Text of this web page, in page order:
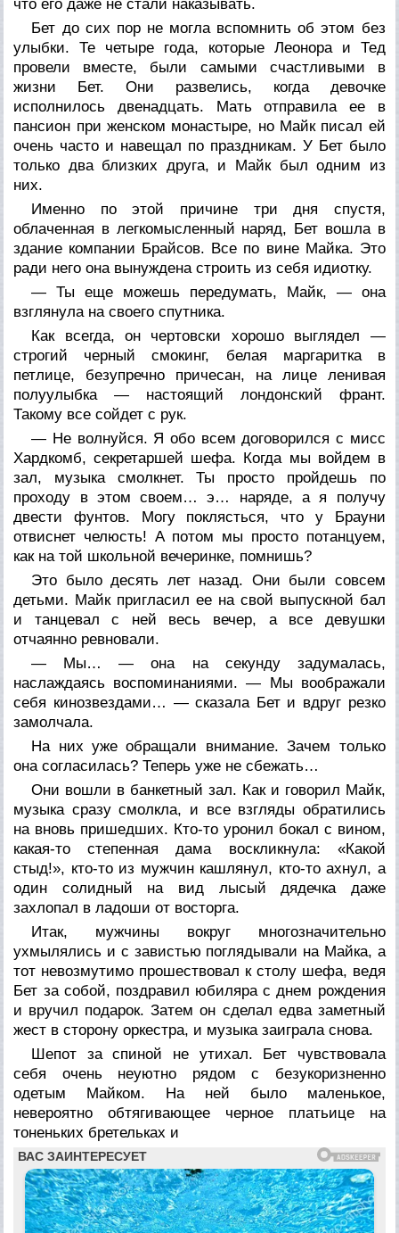
что его даже не стали наказывать.
Бет до сих пор не могла вспомнить об этом без
улыбки. Те четыре года, которые Леонора и Тед
провели вместе, были самыми счастливыми в
жизни Бет. Они развелись, когда девочке
исполнилось двенадцать. Мать отправила ее в
пансион при женском монастыре, но Майк писал ей
очень часто и навещал по праздникам. У Бет было
только два близких друга, и Майк был одним из
них.
Именно по этой причине три дня спустя,
облаченная в легкомысленный наряд, Бет вошла в
здание компании Брайсов. Все по вине Майка. Это
ради него она вынуждена строить из себя идиотку.
— Ты еще можешь передумать, Майк, — она
взглянула на своего спутника.
Как всегда, он чертовски хорошо выглядел —
строгий черный смокинг, белая маргаритка в
петлице, безупречно причесан, на лице ленивая
полуулыбка — настоящий лондонский франт.
Такому все сойдет с рук.
— Не волнуйся. Я обо всем договорился с мисс
Хардкомб, секретаршей шефа. Когда мы войдем в
зал, музыка смолкнет. Ты просто пройдешь по
проходу в этом своем… э… наряде, а я получу
двести фунтов. Могу поклясться, что у Брауни
отвиснет челюсть! А потом мы просто потанцуем,
как на той школьной вечеринке, помнишь?
Это было десять лет назад. Они были совсем
детьми. Майк пригласил ее на свой выпускной бал
и танцевал с ней весь вечер, а все девушки
отчаянно ревновали.
— Мы… — она на секунду задумалась,
наслаждаясь воспоминаниями. — Мы воображали
себя кинозвездами… — сказала Бет и вдруг резко
замолчала.
На них уже обращали внимание. Зачем только
она согласилась? Теперь уже не сбежать…
Они вошли в банкетный зал. Как и говорил Майк,
музыка сразу смолкла, и все взгляды обратились
на вновь пришедших. Кто-то уронил бокал с вином,
какая-то степенная дама воскликнула: «Какой
стыд!», кто-то из мужчин кашлянул, кто-то ахнул, а
один солидный на вид лысый дядечка даже
захлопал в ладоши от восторга.
Итак, мужчины вокруг многозначительно
ухмылялись и с завистью поглядывали на Майка, а
тот невозмутимо прошествовал к столу шефа, ведя
Бет за собой, поздравил юбиляра с днем рождения
и вручил подарок. Затем он сделал едва заметный
жест в сторону оркестра, и музыка заиграла снова.
Шепот за спиной не утихал. Бет чувствовала
себя очень неуютно рядом с безукоризненно
одетым Майком. На ней было маленькое,
невероятно обтягивающее черное платьице на
тоненьких бретельках и